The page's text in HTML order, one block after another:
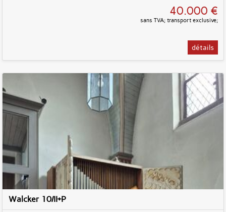
40.000 €
sans TVA; transport exclusive;
détails
Walcker 10/II+P